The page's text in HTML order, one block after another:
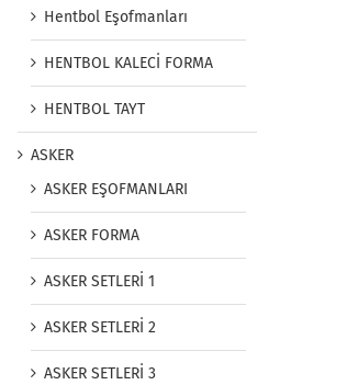
Hentbol Eşofmanları
HENTBOL KALECİ FORMA
HENTBOL TAYT
ASKER
ASKER EŞOFMANLARI
ASKER FORMA
ASKER SETLERİ 1
ASKER SETLERİ 2
ASKER SETLERİ 3